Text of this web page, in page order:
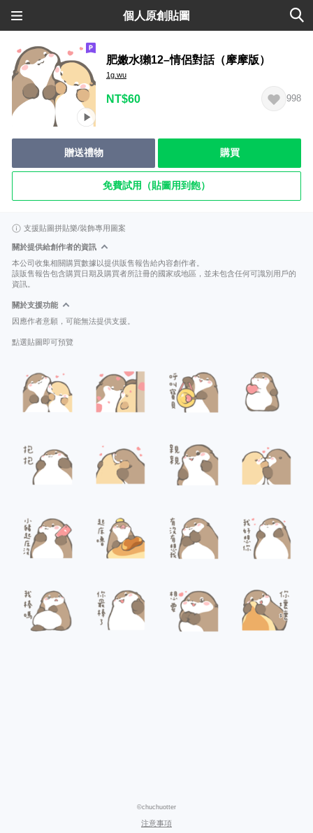
個人原創貼圖
肥嫩水獺12–情侶對話（摩摩版）
1g.wu
NT$60 998
贈送禮物 購買
免費試用（貼圖用到飽）
支援貼圖拼貼樂/裝飾專用圖案
關於提供給創作者的資訊
本公司收集相關購買數據以提供販售報告給內容創作者。
該販售報告包含購買日期及購買者所註冊的國家或地區，並未包含任何可識別用戶的
資訊。
關於支援功能
因應作者意願，可能無法提供支援。
點選貼圖即可預覽
©chuchuotter
注意事項